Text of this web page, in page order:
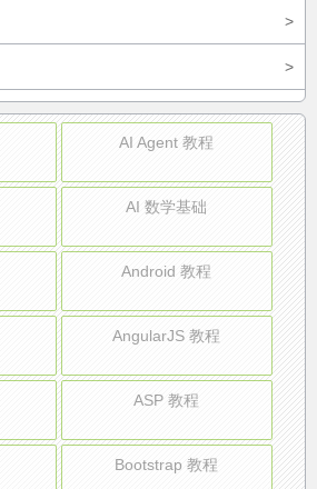
>
>
AI Agent 教程
AI 数学基础
Android 教程
AngularJS 教程
ASP 教程
Bootstrap 教程